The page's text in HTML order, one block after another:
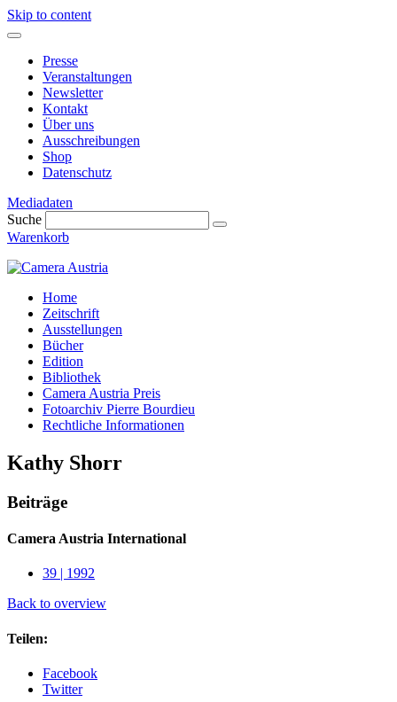
Skip to content
Presse
Veranstaltungen
Newsletter
Kontakt
Über uns
Ausschreibungen
Shop
Datenschutz
Mediadaten
Suche
Warenkorb
Home
Zeitschrift
Ausstellungen
Bücher
Edition
Bibliothek
Camera Austria Preis
Fotoarchiv Pierre Bourdieu
Rechtliche Informationen
Kathy Shorr
Beiträge
Camera Austria International
39 | 1992
Back to overview
Teilen:
Facebook
Twitter